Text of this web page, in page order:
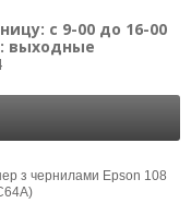
с 9-00 до 16-00
выходные
з чернилами Epson 108